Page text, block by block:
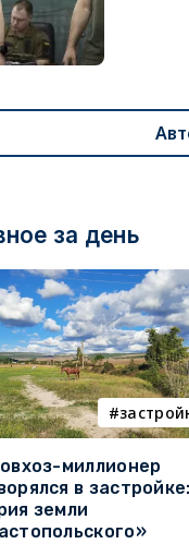
за день
миллионер
в застройке:
земли